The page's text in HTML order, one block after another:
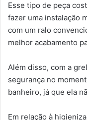
Esse tipo de peça
fazer uma instalação
com um ralo
melhor acabamento
Além disso, com a
segurança no
banheiro, já que ela
Em relação à